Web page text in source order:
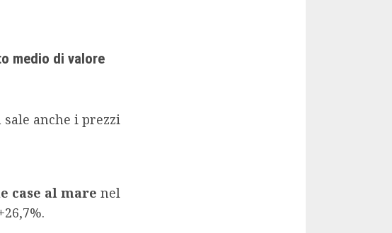
medio di valore
anche i prezzi
case al mare nel